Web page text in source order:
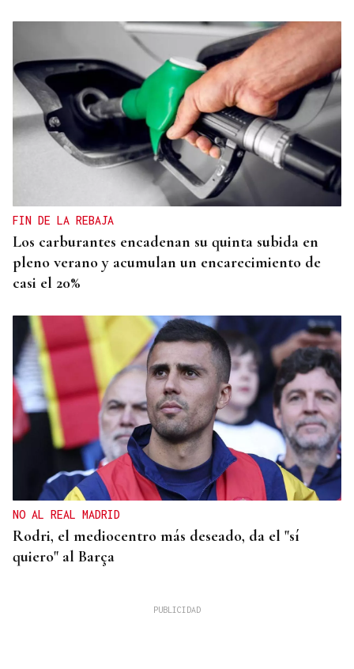
FIN DE LA REBAJA
Los carburantes encadenan su quinta subida en
pleno verano y acumulan un encarecimiento de
casi el 20%
NO AL REAL MADRID
Rodri, el mediocentro más deseado, da el "sí
quiero" al Barça